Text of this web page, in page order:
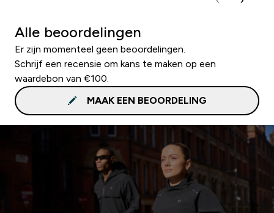
Alle beoordelingen
Er zijn momenteel geen beoordelingen.
Schrijf een recensie om kans te maken op een
waardebon van €100.
MAAK EEN BEOORDELING